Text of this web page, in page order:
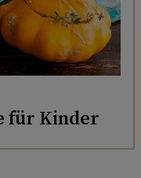
für Kinder